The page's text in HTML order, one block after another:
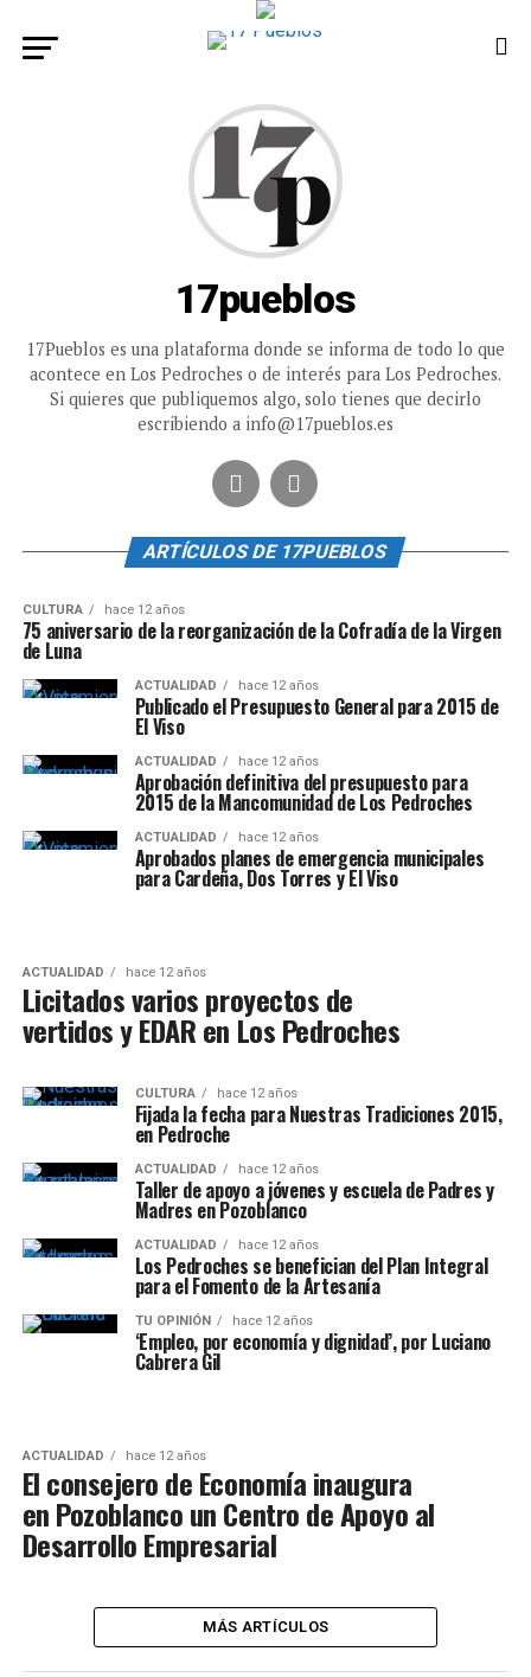
17pueblos
17Pueblos es una plataforma donde se informa de todo lo que
acontece en Los Pedroches o de interés para Los Pedroches.
Si quieres que publiquemos algo, solo tienes que decirlo
escribiendo a info@17pueblos.es
ARTÍCULOS DE 17PUEBLOS
CULTURA hace 12 años
75 aniversario de la reorganización de la Cofradía de la Virgen
de Luna
ACTUALIDAD hace 12 años
Publicado el Presupuesto General para 2015 de
El Viso
ACTUALIDAD hace 12 años
Aprobación definitiva del presupuesto para
2015 de la Mancomunidad de Los Pedroches
ACTUALIDAD hace 12 años
Aprobados planes de emergencia municipales
para Cardeña, Dos Torres y El Viso
ACTUALIDAD hace 12 años
Licitados varios proyectos de
vertidos y EDAR en Los Pedroches
CULTURA hace 12 años
Fijada la fecha para Nuestras Tradiciones 2015,
en Pedroche
ACTUALIDAD hace 12 años
Taller de apoyo a jóvenes y escuela de Padres y
Madres en Pozoblanco
ACTUALIDAD hace 12 años
Los Pedroches se benefician del Plan Integral
para el Fomento de la Artesanía
TU OPINIÓN hace 12 años
‘Empleo, por economía y dignidad’, por Luciano
Cabrera Gil
ACTUALIDAD hace 12 años
El consejero de Economía inaugura
en Pozoblanco un Centro de Apoyo al
Desarrollo Empresarial
MÁS ARTÍCULOS